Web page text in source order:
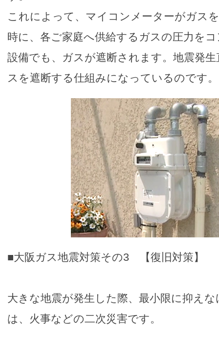
これによって、マイコンメーターがガス
時に、各ご家庭へ供給するガスの圧力を
設備でも、ガスが遮断されます。地震発
スを遮断する仕組みになっているのです。
■大阪ガス地震対策その3 【復旧対策】
大きな地震が発生した際、最小限に抑え
は、火事などの二次災害です。